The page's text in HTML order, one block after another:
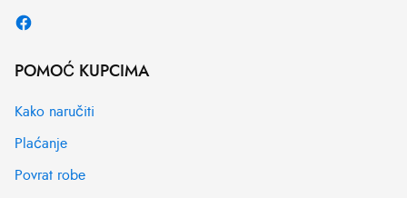
POMOĆ KUPCIMA
Kako naručiti
Plaćanje
Povrat robe